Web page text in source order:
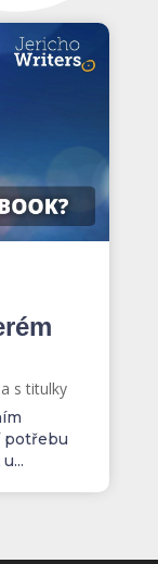
s titulky
potřebu